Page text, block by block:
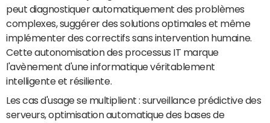
peut diagnostiquer automatiquement des problèmes
complexes, suggérer des solutions optimales et même
implémenter des correctifs sans intervention humaine.
Cette autonomisation des processus IT marque
l'avènement d'une informatique véritablement
intelligente et résiliente.
Les cas d'usage se multiplient : surveillance prédictive des
serveurs, optimisation automatique des bases de